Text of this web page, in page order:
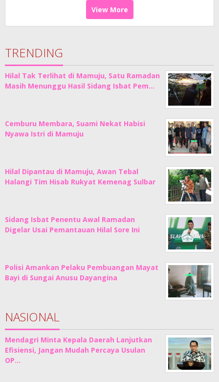
View More
TRENDING
Hilal Tak Terlihat di Mamuju, Satu Ramadan
Masih Menunggu Hasil Sidang Isbat Pem…
Cemburu Membara, Suami Nekat Habisi
Nyawa Istri di Mamuju
Hilal Dipantau di Mamuju, Awan Tebal
Halangi Tim Hisab Rukyat Kemenag Sulbar
Sidang Isbat Penentu Awal Ramadan
Digelar Usai Pemantauan Hilal Sore Ini
Polisi Amankan Pelaku Pembuangan Mayat
Bayi di Sungai Anusu Dayangina
NASIONAL
Mendagri Minta Kepala Daerah Lanjutkan
Efisiensi, Jangan Mudah Percaya Usulan
OP…